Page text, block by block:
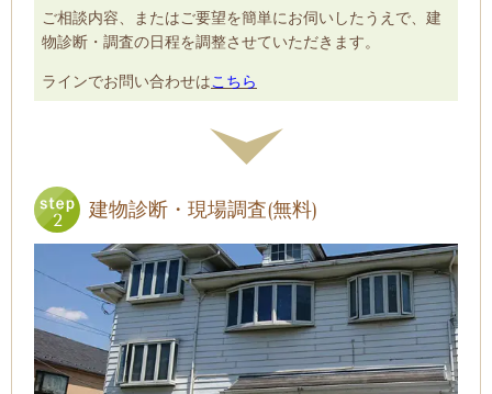
ご相談内容、またはご要望を簡単にお伺いしたうえで、建
物診断・調査の日程を調整させていただきます。
ラインでお問い合わせはこちら
建物診断・現場調査(無料)